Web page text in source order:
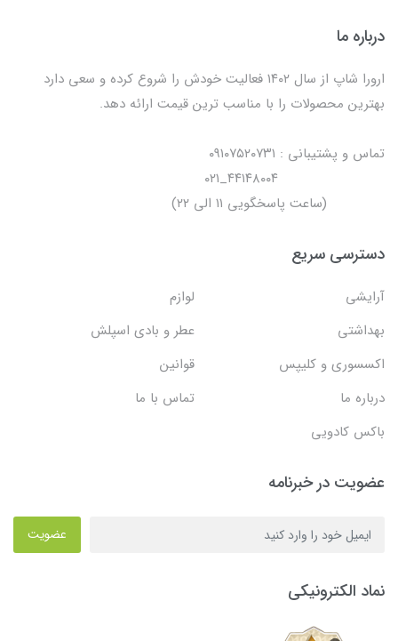
درباره ما
ارورا شاپ از سال ۱۴۰۲ فعالیت خودش را شروع کرده و سعی دارد
بهترین محصولات را با مناسب ترین قیمت ارائه دهد.
تماس و پشتیبانی : ۰۹۱۰۷۵۲۰۷۳۱
(ساعت پاسخگویی ۱۱ الی ۲۲)
دسترسی سریع
آرایشی
لوازم
بهداشتی
عطر و بادی اسپلش
اکسسوری و کلیپس
قوانین
درباره ما
تماس با ما
باکس کادویی
عضویت در خبرنامه
عضویت
نماد الکترونیکی